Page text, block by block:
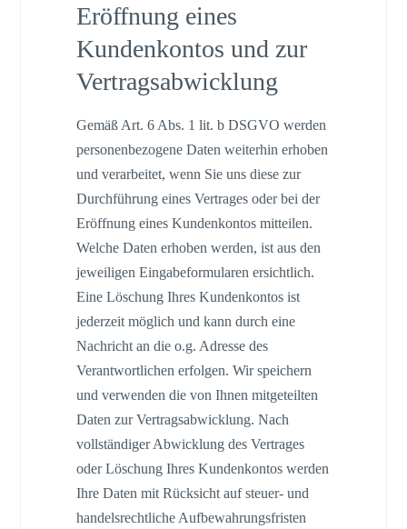
Eröffnung eines
Kundenkontos und zur
Vertragsabwicklung
Gemäß Art. 6 Abs. 1 lit. b DSGVO werden
personenbezogene Daten weiterhin erhoben
und verarbeitet, wenn Sie uns diese zur
Durchführung eines Vertrages oder bei der
Eröffnung eines Kundenkontos mitteilen.
Welche Daten erhoben werden, ist aus den
jeweiligen Eingabeformularen ersichtlich.
Eine Löschung Ihres Kundenkontos ist
jederzeit möglich und kann durch eine
Nachricht an die o.g. Adresse des
Verantwortlichen erfolgen. Wir speichern
und verwenden die von Ihnen mitgeteilten
Daten zur Vertragsabwicklung. Nach
vollständiger Abwicklung des Vertrages
oder Löschung Ihres Kundenkontos werden
Ihre Daten mit Rücksicht auf steuer- und
handelsrechtliche Aufbewahrungsfristen